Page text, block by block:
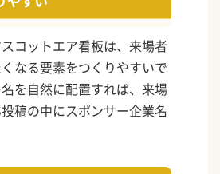
コットエア看板は、来場者
なる要素をつくりやすいで
を自然に配置すれば、来場
稿の中にスポンサー企業名